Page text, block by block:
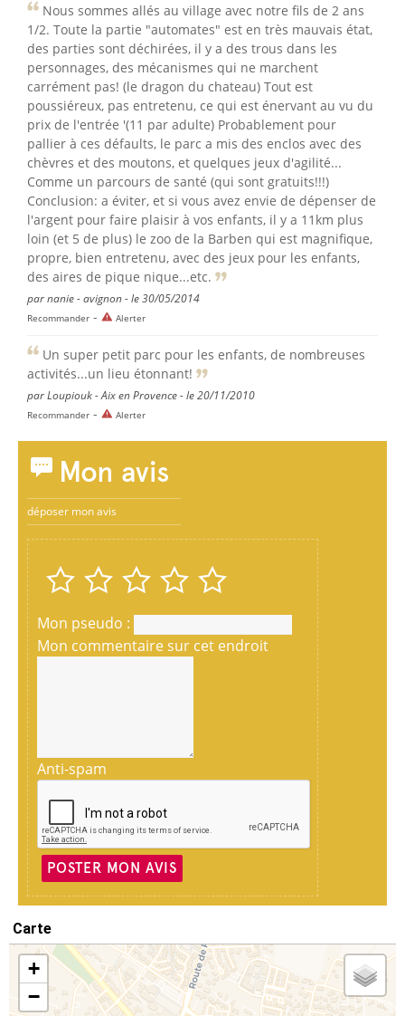
Nous sommes allés au village avec notre fils de 2 ans
1/2. Toute la partie "automates" est en très mauvais état,
des parties sont déchirées, il y a des trous dans les
personnages, des mécanismes qui ne marchent
carrément pas! (le dragon du chateau) Tout est
poussiéreux, pas entretenu, ce qui est énervant au vu du
prix de l'entrée '(11 par adulte) Probablement pour
pallier à ces défaults, le parc a mis des enclos avec des
chèvres et des moutons, et quelques jeux d'agilité...
Comme un parcours de santé (qui sont gratuits!!!)
Conclusion: a éviter, et si vous avez envie de dépenser de
l'argent pour faire plaisir à vos enfants, il y a 11km plus
loin (et 5 de plus) le zoo de la Barben qui est magnifique,
propre, bien entretenu, avec des jeux pour les enfants,
des aires de pique nique...etc.
par nanie - avignon - le 30/05/2014
Recommander - Alerter
Un super petit parc pour les enfants, de nombreuses
activités...un lieu étonnant!
par Loupiouk - Aix en Provence - le 20/11/2010
Recommander - Alerter
Mon avis
déposer mon avis
Mon pseudo :
Mon commentaire sur cet endroit
Anti-spam
POSTER MON AVIS
Carte
+
−